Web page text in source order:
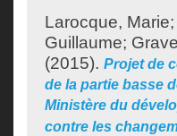
Larocque, Marie;
Guillaume;
(2015). Projet de
de la partie basse
Ministère du
contre les